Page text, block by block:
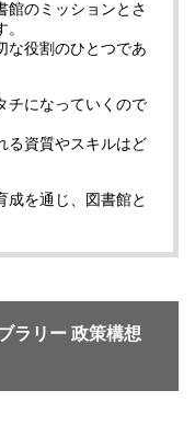
館のミッションとさ
な役割のひとつであ
チになっていくので
る資質やスキルはど
成を通じ、図書館と
ラリー 政策構想